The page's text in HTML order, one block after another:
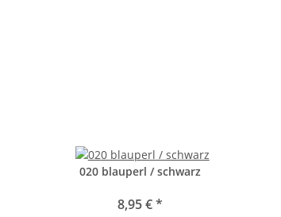
020 blauperl / schwarz
8,95 €*